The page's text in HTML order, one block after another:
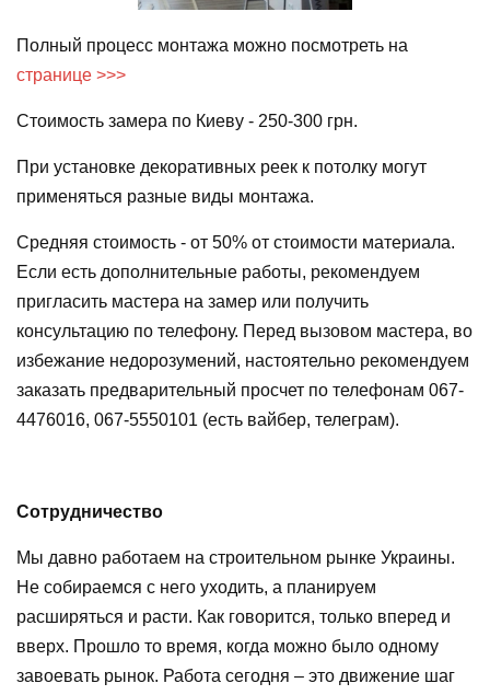
Полный процесс монтажа можно посмотреть на
странице >>>
Стоимость замера по Киеву - 250-300 грн.
При установке декоративных реек к потолку могут
применяться разные виды монтажа.
Средняя стоимость - от 50% от стоимости материала.
Если есть дополнительные работы, рекомендуем
пригласить мастера на замер или получить
консультацию по телефону. Перед вызовом мастера, во
избежание недорозумений, настоятельно рекомендуем
заказать предварительный просчет по телефонам 067-
4476016, 067-5550101 (есть вайбер, телеграм).
Сотрудничество
Мы давно работаем на строительном рынке Украины.
Не собираемся с него уходить, а планируем
расширяться и расти. Как говорится, только вперед и
вверх. Прошло то время, когда можно было одному
завоевать рынок. Работа сегодня – это движение шаг